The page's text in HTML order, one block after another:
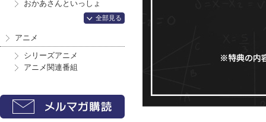
おかあさんといっしょ
全部見る
アニメ
シリーズアニメ
アニメ関連番組